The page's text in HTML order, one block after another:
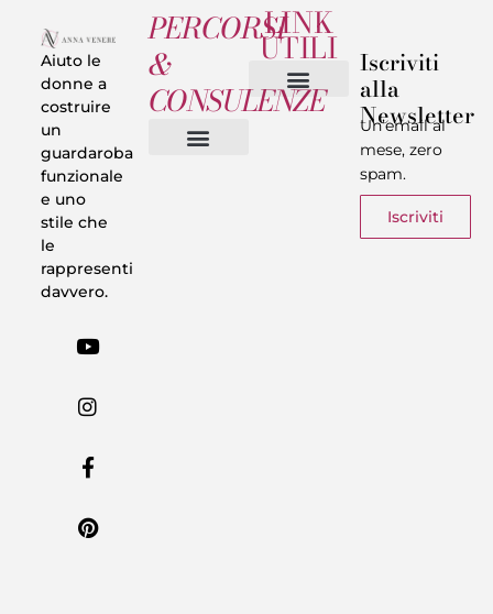
Aiuto le
donne a
costruire
un
guardaroba
funzionale
e uno
stile che
le
rappresenti
davvero.
PERCORSI
&
CONSULENZE
LINK
UTILI Iscriviti
alla
Newsletter
Un’email al
mese, zero
spam.
Iscriviti